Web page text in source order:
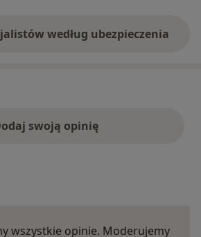
według ubezpieczenia
swoją opinię
wszystkie opinie. Moderujemy